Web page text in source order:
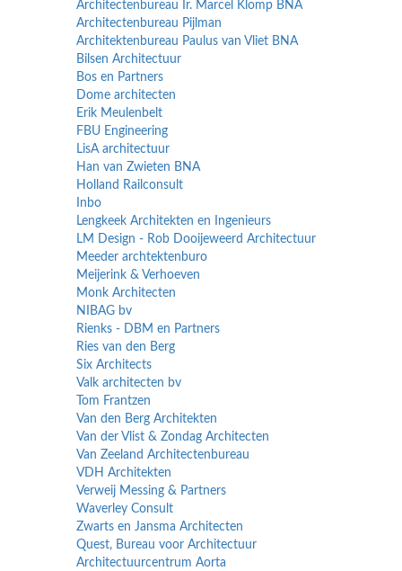
Architectenbureau Ir. Marcel Klomp BNA
Architectenbureau Pijlman
Architektenbureau Paulus van Vliet BNA
Bilsen Architectuur
Bos en Partners
Dome architecten
Erik Meulenbelt
FBU Engineering
LisA architectuur
Han van Zwieten BNA
Holland Railconsult
Inbo
Lengkeek Architekten en Ingenieurs
LM Design - Rob Dooijeweerd Architectuur
Meeder archtektenburo
Meijerink & Verhoeven
Monk Architecten
NIBAG bv
Rienks - DBM en Partners
Ries van den Berg
Six Architects
Valk architecten bv
Tom Frantzen
Van den Berg Architekten
Van der Vlist & Zondag Architecten
Van Zeeland Architectenbureau
VDH Architekten
Verweij Messing & Partners
Waverley Consult
Zwarts en Jansma Architecten
Quest, Bureau voor Architectuur
Architectuurcentrum Aorta